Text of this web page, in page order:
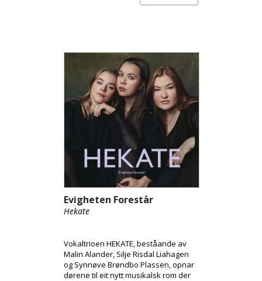
Evigheten Forestår
Hekate
Vokaltrioen HEKATE, beståande av
Malin Alander, Silje Risdal Liahagen
og Synnøve Brøndbo Plassen, opnar
dørene til eit nytt musikalsk rom der